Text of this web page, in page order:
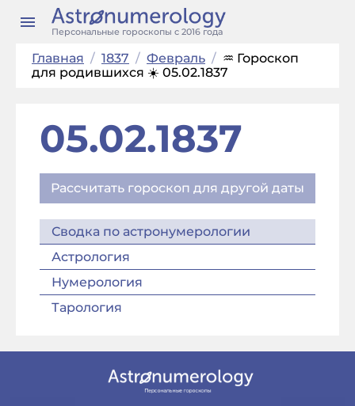
Персональные гороскопы с 2016 года
Главная / 1837 / Февраль / ♒ Гороскоп
для родившихся ☀️ 05.02.1837
05.02.1837
Рассчитать гороскоп для другой даты
Сводка по астронумерологии
Астрология
Нумерология
Тарология